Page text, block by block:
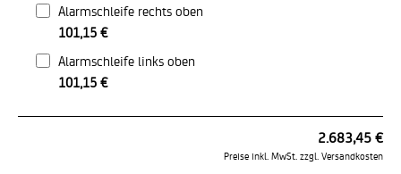
Alarmschleife rechts oben
101,15 €
Alarmschleife links oben
101,15 €
2.683,45 €
Preise inkl. MwSt. zzgl. Versandkosten